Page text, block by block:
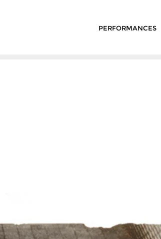
PERFORMANCES